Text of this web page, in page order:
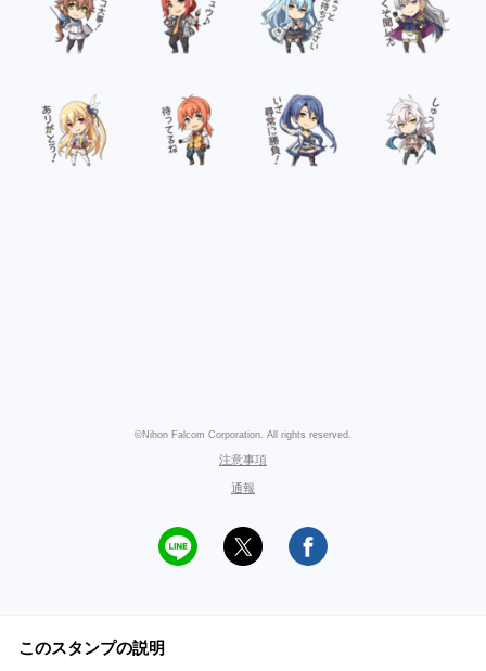
©Nihon Falcom Corporation. All rights reserved.
注意事項
通報
このスタンプの説明